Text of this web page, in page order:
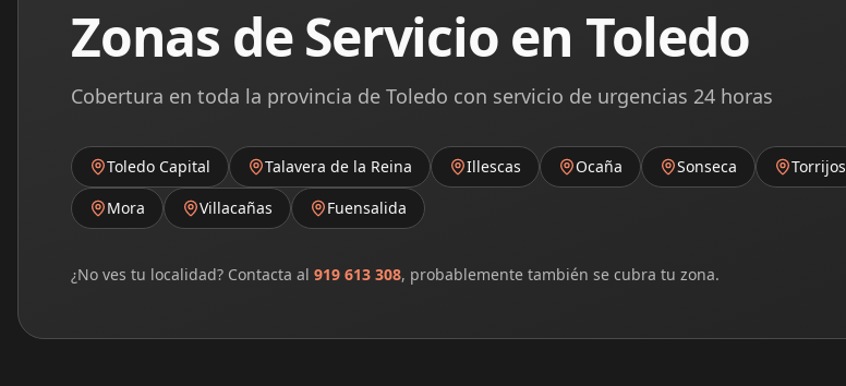
Zonas de Servicio en Toledo
Cobertura en toda la provincia de Toledo con servicio de urgencias 24 horas
Toledo Capital Talavera de la Reina Illescas Ocaña Sonseca Torrijos
Mora
Villacañas Fuensalida
¿No ves tu localidad? Contacta al 919 613 308, probablemente también se cubra tu zona.